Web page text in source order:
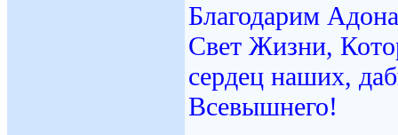
Благодарим
Свет Жизни,
сердец наших,
Всевышнего!